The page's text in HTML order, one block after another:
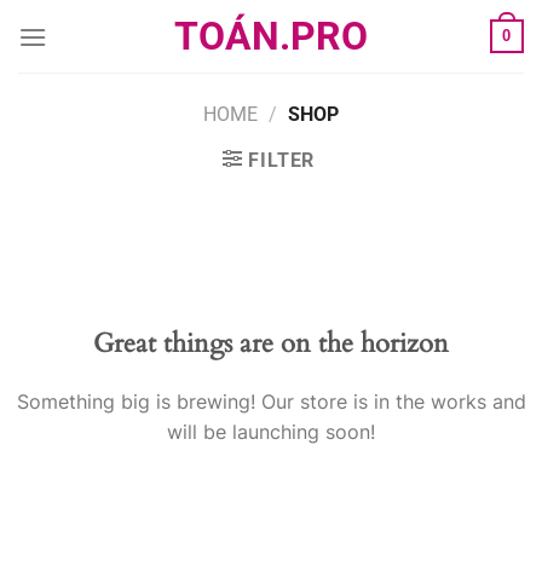
TOÁN.PRO 0
HOME / SHOP
FILTER
Great things are on the horizon
Something big is brewing! Our store is in the works and
will be launching soon!